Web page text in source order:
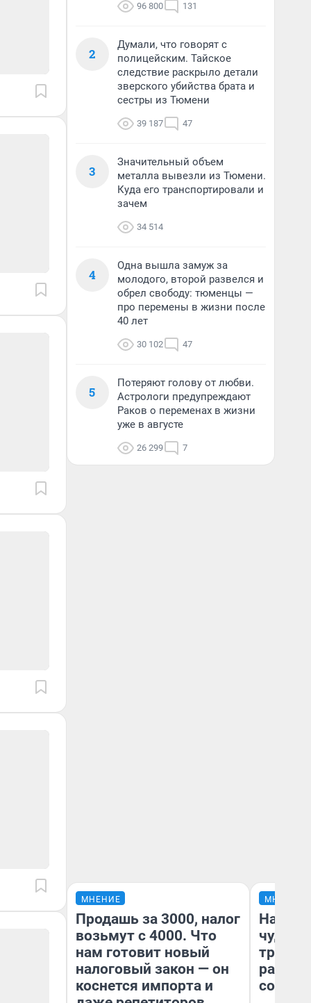
96 800 131
2
Думали, что говорят с
полицейским. Тайское
следствие раскрыло детали
зверского убийства брата и
сестры из Тюмени
39 187 47
3
Значительный объем
металла вывезли из Тюмени.
Куда его транспортировали и
зачем
34 514
4
Одна вышла замуж за
молодого, второй развелся и
обрел свободу: тюменцы —
про перемены в жизни после
40 лет
30 102 47
5
Потеряют голову от любви.
Астрологи предупреждают
Раков о переменах в жизни
уже в августе
26 299 7
МНЕНИЕ
Продашь за 3000, налог
возьмут с 4000. Что
нам готовит новый
налоговый закон — он
коснется импорта и
МНЕНИЕ
чудом